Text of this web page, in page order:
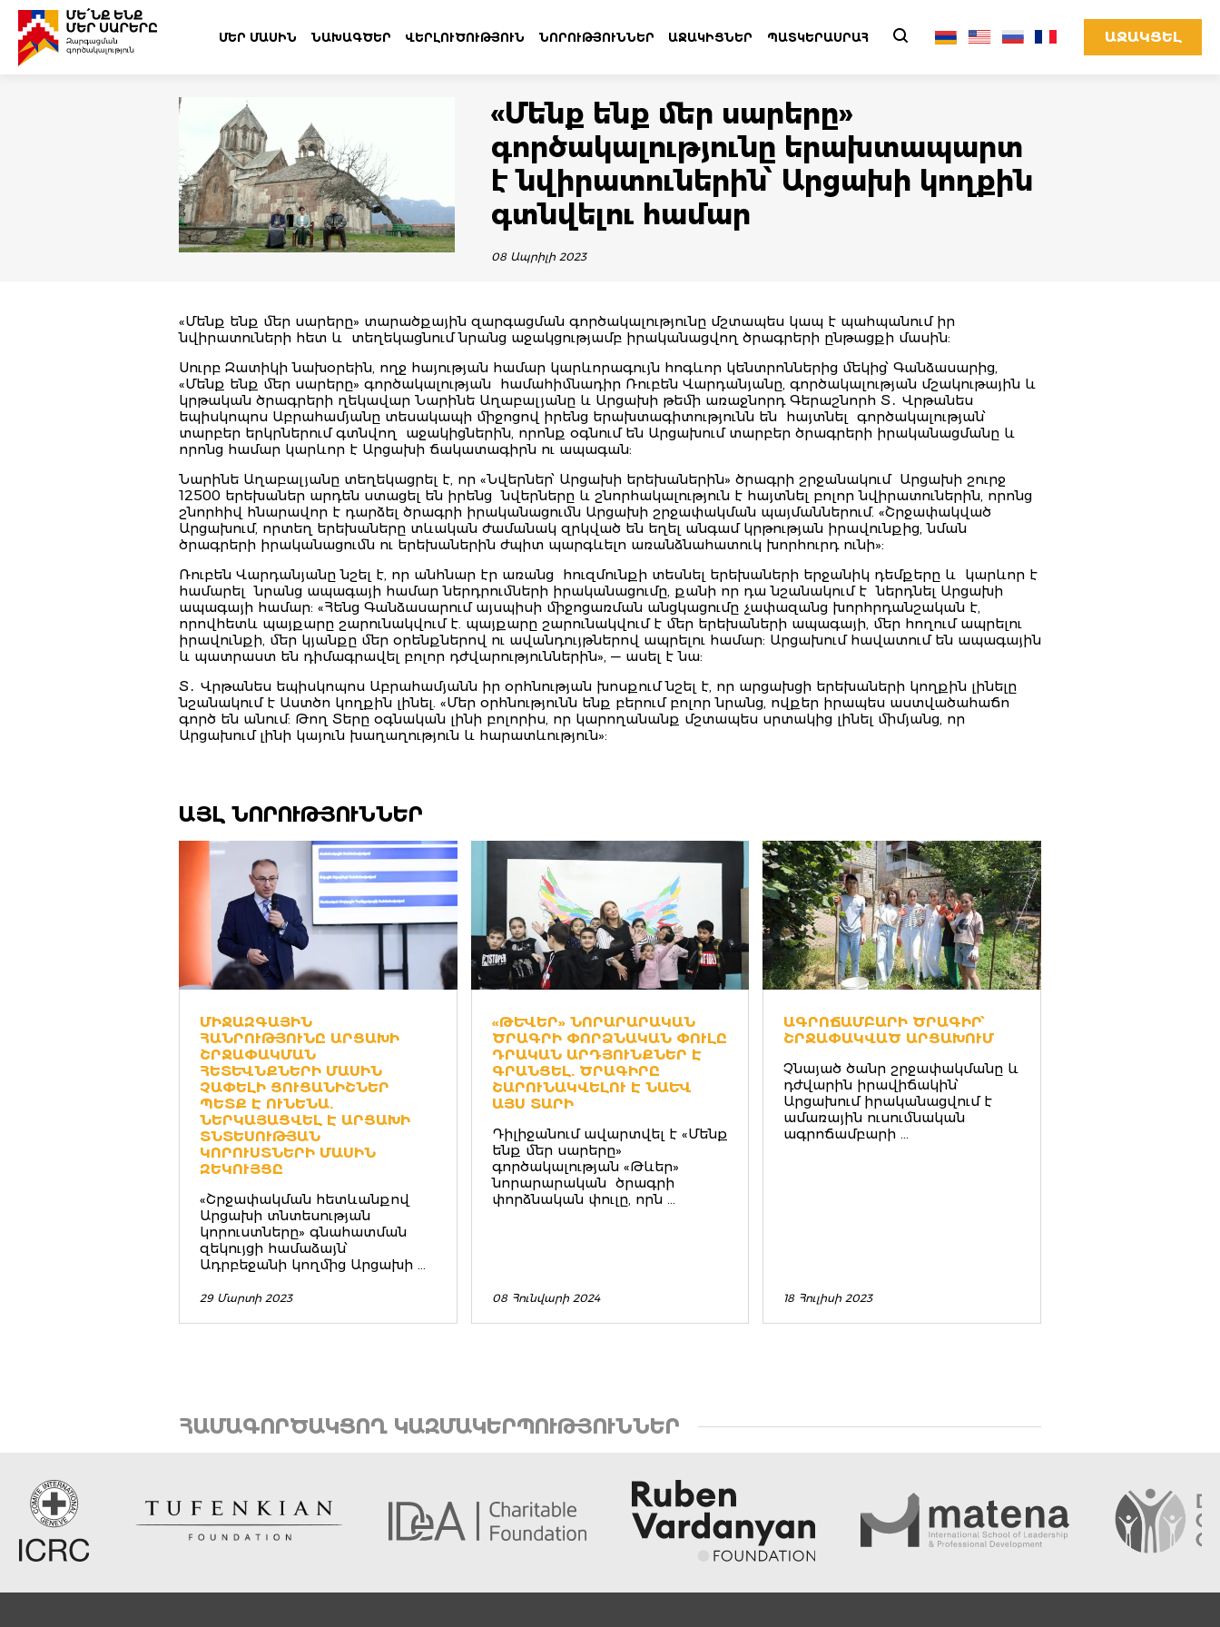
ՄԵՐ ՄԱՍԻՆ ՆԱԽԱԳԾԵՐ ՎԵՐԼՈՒԾՈՒԹՅՈՒՆ ՆՈՐՈՒԹՅՈՒՆՆԵՐ ԱՋԱԿԻՑՆԵՐ ՊԱՏԿԵՐԱՍՐԱՀ ԱՋԱԿՑԵԼ
«Մենք ենք մեր սարերը»
գործակալությունը երախտապարտ
է նվիրատուներին՝ Արցախի կողքին
գտնվելու համար
08 Ապրիլի 2023
«Մենք ենք մեր սարերը» տարածքային զարգացման գործակալությունը մշտապես կապ է պահպանում իր
նվիրատուների հետ և տեղեկացնում նրանց աջակցությամբ իրականացվող ծրագրերի ընթացքի մասին:
Սուրբ Զատիկի նախօրեին, ողջ հայության համար կարևորագույն հոգևոր կենտրոններից մեկից՝ Գանձասարից,
«Մենք ենք մեր սարերը» գործակալության համահիմնադիր Ռուբեն Վարդանյանը, գործակալության մշակութային և
կրթական ծրագրերի ղեկավար Նարինե Աղաբալյանը և Արցախի թեմի առաջնորդ Գերաշնորհ Տ․ Վրթանես
եպիսկոպոս Աբրահամյանը տեսակապի միջոցով իրենց երախտագիտությունն են հայտնել գործակալության՝
տարբեր երկրներում գտնվող աջակիցներին, որոնք օգնում են Արցախում տարբեր ծրագրերի իրականացմանը և
որոնց համար կարևոր է Արցախի ճակատագիրն ու ապագան:
Նարինե Աղաբալյանը տեղեկացրել է, որ «Նվերներ՝ Արցախի երեխաներին» ծրագրի շրջանակում Արցախի շուրջ
12500 երեխաներ արդեն ստացել են իրենց նվերները և շնորհակալություն է հայտնել բոլոր նվիրատուներին, որոնց
շնորհիվ հնարավոր է դարձել ծրագրի իրականացումն Արցախի շրջափակման պայմաններում. «Շրջափակված
Արցախում, որտեղ երեխաները տևական ժամանակ զրկված են եղել անգամ կրթության իրավունքից, նման
ծրագրերի իրականացումն ու երեխաներին ժպիտ պարգևելn առանձնահատուկ խորհուրդ ունի»:
Ռուբեն Վարդանյանը նշել է, որ անհնար էր առանց հուզմունքի տեսնել երեխաների երջանիկ դեմքերը և կարևոր է
համարել նրանց ապագայի համար ներդրումների իրականացումը, քանի որ դա նշանակում է ներդնել Արցախի
ապագայի համար: «Հենց Գանձասարում այսպիսի միջոցառման անցկացումը չափազանց խորհրդանշական է,
որովհետև պայքարը շարունակվում է. պայքարը շարունակվում է մեր երեխաների ապագայի, մեր հողում ապրելու
իրավունքի, մեր կյանքը մեր օրենքներով ու ավանդույթներով ապրելու համար: Արցախում հավատում են ապագային
և պատրաստ են դիմագրավել բոլոր դժվարություններին», — ասել է նա:
Տ․ Վրթանես եպիսկոպոս Աբրահամյանն իր օրհնության խոսքում նշել է, որ արցախցի երեխաների կողքին լինելը
նշանակում է Աստծո կողքին լինել. «Մեր օրհնությունն ենք բերում բոլոր նրանց, ովքեր իրապես աստվածահաճո
գործ են անում: Թող Տերը օգնական լինի բոլորիս, որ կարողանանք մշտապես սրտակից լինել միմյանց, որ
Արցախում լինի կայուն խաղաղություն և հարատևություն»:
ԱՅԼ ՆՈՐՈՒԹՅՈՒՆՆԵՐ
ՄԻՋԱԶԳԱՅԻՆ
ՀԱՆՐՈՒԹՅՈՒՆԸ ԱՐՑԱԽԻ
ՇՐՋԱՓԱԿՄԱՆ
ՀԵՏԵՒՆՔՆԵՐԻ ՄԱՍԻՆ
ՉԱՓԵԼԻ ՑՈՒՑԱՆԻՇՆԵՐ
ՊԵՏՔ Է ՈՒՆԵՆԱ.
ՆԵՐԿԱՅԱՑՎԵԼ Է ԱՐՑԱԽԻ
ՏՆՏԵՍՈՒԹՅԱՆ
ԿՈՐՈՒՍՏՆԵՐԻ ՄԱՍԻՆ
ԶԵԿՈՒՅՑԸ
«Շրջափակման հետևանքով
Արցախի տնտեսության
կորուստները» գնահատման
զեկույցի համաձայն՝
Ադրբեջանի կողմից Արցախի ...
29 Մարտի 2023
«ԹԵՒԵՐ» ՆՈՐԱՐԱՐԱԿԱՆ
ԾՐԱԳՐԻ ՓՈՐՁՆԱԿԱՆ ՓՈՒԼԸ Դ
ՐԱԿԱՆ ԱՐԴՅՈՒՆՔՆԵՐ Է Գ
ՐԱՆՑԵԼ. ԾՐԱԳԻՐԸ Շ
ԱՐՈՒՆԱԿՎԵԼՈՒ Է ՆԱԵՒ ԱՅ
Ս ՏԱՐԻ
Դիլիջանում ավարտվել է «Մենք
ենք մեր սարերը»
գործակալության «Թևեր»
նորարարական ծրագրի
փորձնական փուլը, որն ...
08 Հունվարի 2024
ԱԳՐՈՃԱՄԲԱՐԻ ԾՐԱԳԻՐ՝
ՇՐՋԱՓԱԿՎԱԾ ԱՐՑԱԽՈՒՄ
Չնայած ծանր շրջափակմանը և
դժվարին իրավիճակին՝
Արցախում իրականացվում է
ամառային ուսումնական
ագրոճամբարի ...
18 Հուլիսի 2023
ՀԱՄԱԳՈՐԾԱԿՑՈՂ ԿԱԶՄԱԿԵՐՊՈՒԹՅՈՒՆՆԵՐ